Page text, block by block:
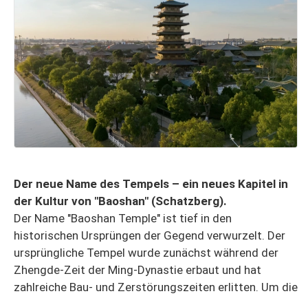
Der neue Name des Tempels – ein neues Kapitel in
der Kultur von "Baoshan" (Schatzberg).
Der Name "Baoshan Temple" ist tief in den
historischen Ursprüngen der Gegend verwurzelt. Der
ursprüngliche Tempel wurde zunächst während der
Zhengde-Zeit der Ming-Dynastie erbaut und hat
zahlreiche Bau- und Zerstörungszeiten erlitten. Um die